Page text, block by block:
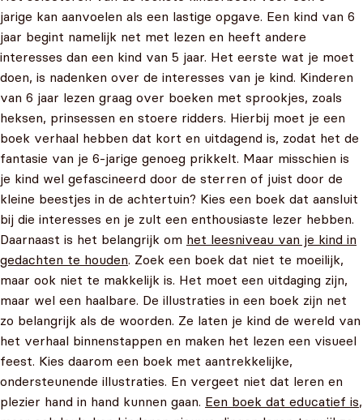
jarige kan aanvoelen als een lastige opgave. Een kind van 6
jaar begint namelijk net met lezen en heeft andere
interesses dan een kind van 5 jaar. Het eerste wat je moet
doen, is nadenken over de interesses van je kind. Kinderen
van 6 jaar lezen graag over boeken met sprookjes, zoals
heksen, prinsessen en stoere ridders. Hierbij moet je een
boek verhaal hebben dat kort en uitdagend is, zodat het de
fantasie van je 6-jarige genoeg prikkelt. Maar misschien is
je kind wel gefascineerd door de sterren of juist door de
kleine beestjes in de achtertuin? Kies een boek dat aansluit
bij die interesses en je zult een enthousiaste lezer hebben.
Daarnaast is het belangrijk om het leesniveau van je kind in
gedachten te houden. Zoek een boek dat niet te moeilijk,
maar ook niet te makkelijk is. Het moet een uitdaging zijn,
maar wel een haalbare. De illustraties in een boek zijn net
zo belangrijk als de woorden. Ze laten je kind de wereld van
het verhaal binnenstappen en maken het lezen een visueel
feest. Kies daarom een boek met aantrekkelijke,
ondersteunende illustraties. En vergeet niet dat leren en
plezier hand in hand kunnen gaan. Een boek dat educatief is,